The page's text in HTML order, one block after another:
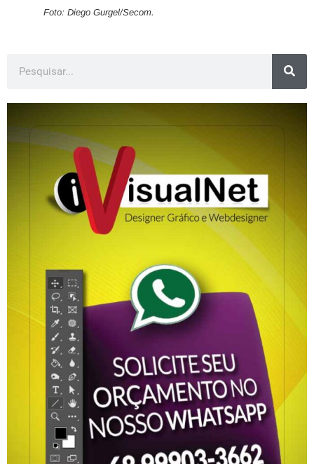
Foto: Diego Gurgel/Secom.